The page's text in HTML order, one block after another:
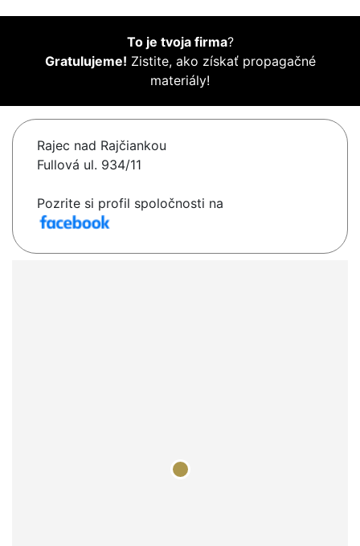
To je tvoja firma?
Gratulujeme! Zistite, ako získať propagačné
materiály!
Rajec nad Rajčiankou
Fullová ul. 934/11
Pozrite si profil spoločnosti na